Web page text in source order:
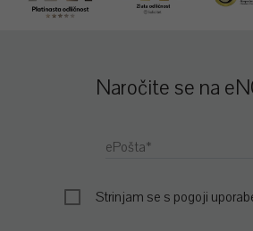
Naročite se na
ePošta*
Strinjam se s pogoji